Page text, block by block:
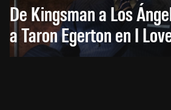
De Kingsman a Los
a Taron Egerton en I